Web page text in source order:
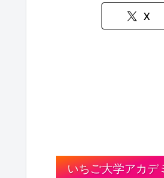
X
いちご大学アカデ